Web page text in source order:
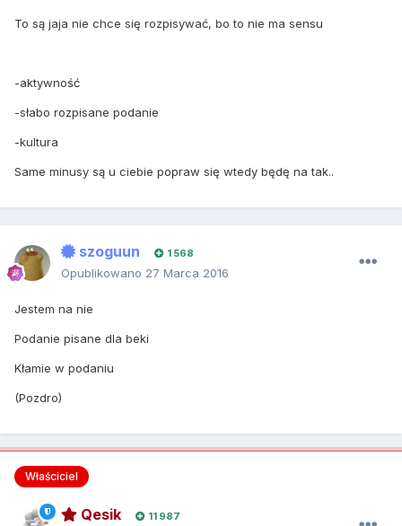
To są jaja nie chce się rozpisywać, bo to nie ma sensu
-aktywność
-słabo rozpisane podanie
-kultura
Same minusy są u ciebie popraw się wtedy będę na tak..
szoguun 1 568
Opublikowano 27 Marca 2016
Jestem na nie
Podanie pisane dla beki
Kłamie w podaniu
(Pozdro)
Właściciel
Qesik 11 987